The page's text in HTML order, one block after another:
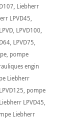
, Liebherr
LPVD45,
LPVD, LPVD100,
, LPVD75,
, pompe
engin
Liebherr
, pompe
LPVD45,
Liebherr